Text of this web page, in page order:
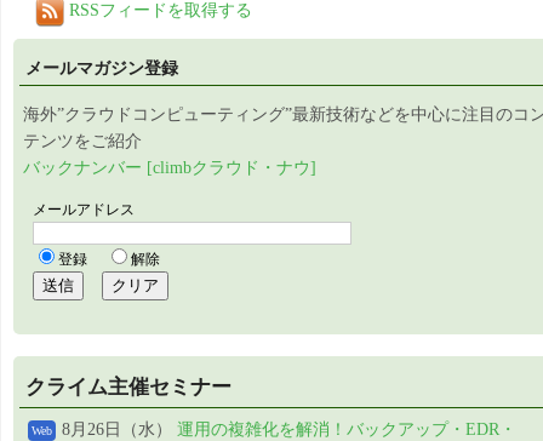
RSSフィードを取得する
メールマガジン登録
海外”クラウドコンピューティング”最新技術などを中心に注目のコ
テンツをご紹介
バックナンバー [climbクラウド・ナウ]
クライム主催セミナー
Web 8月26日（水） 運用の複雑化を解消！バックアップ・EDR・